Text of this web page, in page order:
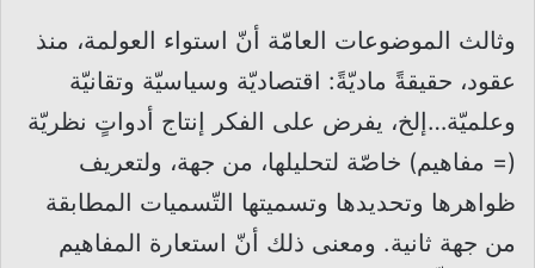
وثالث الموضوعات العامّة أنّ استواء العولمة، منذ
عقود، حقيقةً ماديّةً: اقتصاديّة وسياسيّة وتقانيّة
وعلميّة…إلخ، يفرض على الفكر إنتاج أدواتٍ نظريّة
(= مفاهيم) خاصّة لتحليلها، من جهة، ولتعريف
ظواهرها وتحديدها وتسميتها التّسميات المطابقة
من جهة ثانية. ومعنى ذلك أنّ استعارة المفاهيم